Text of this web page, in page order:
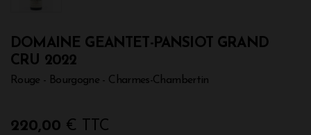
DOMAINE GEANTET-PANSIOT GRAND
CRU 2022
Rouge - Bourgogne - Charmes-Chambertin
220,00 € TTC